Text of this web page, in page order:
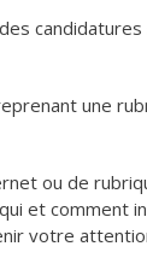
une
ou de
et
votre